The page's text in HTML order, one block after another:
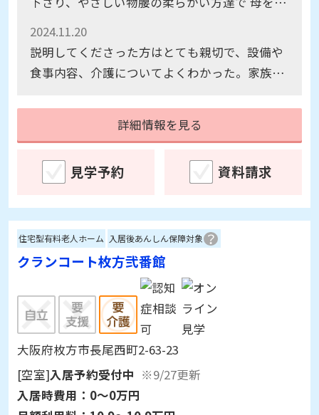
任せできると判断しました
2024.11.20
説明してくださった方はとても親切で、設備や
食事内容、介護についてよくわかった。家族の
住む家からのアクセスがあまりよくなかった点
詳細情報を見る
住宅型有料老人ホーム 入居後あんしん保障対象
クランコート枚方弐番館
大阪府枚方市長尾西町2-63-23
[空室]入居予約受付中 ※9/27更新
入居時費用：0～0万円
月額利用料： 10.9～10.9万円